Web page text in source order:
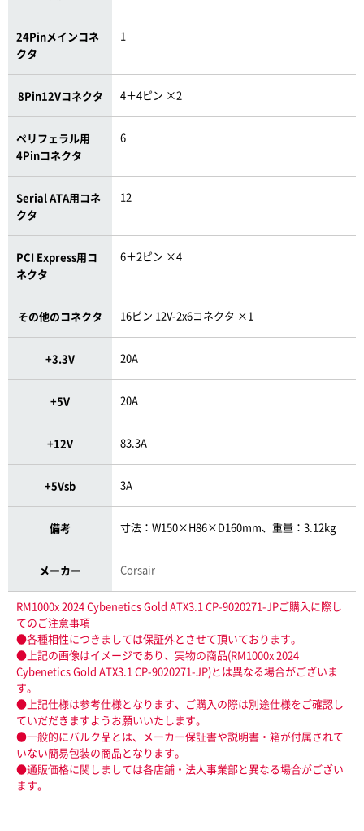
24Pinメインコネ
クタ
1
8Pin12Vコネクタ 4＋4ピン ×2
ペリフェラル用
4Pinコネクタ
6
Serial ATA用コネ
クタ
12
PCI Express用コ
ネクタ
6＋2ピン ×4
その他のコネクタ 16ピン 12V-2x6コネクタ ×1
+3.3V 20A
+5V 20A
+12V 83.3A
+5Vsb 3A
備考 寸法：W150×H86×D160mm、重量：3.12kg
メーカー Corsair
RM1000x 2024 Cybenetics Gold ATX3.1 CP-9020271-JPご購入に際し
てのご注意事項
●各種相性につきましては保証外とさせて頂いております。
●上記の画像はイメージであり、実物の商品(RM1000x 2024
Cybenetics Gold ATX3.1 CP-9020271-JP)とは異なる場合がございま
す。
●上記仕様は参考仕様となります、ご購入の際は別途仕様をご確認し
ていだだきますようお願いいたします。
●一般的にバルク品とは、メーカー保証書や説明書・箱が付属されて
いない簡易包装の商品となります。
●通販価格に関しましては各店舗・法人事業部と異なる場合がござい
ます。